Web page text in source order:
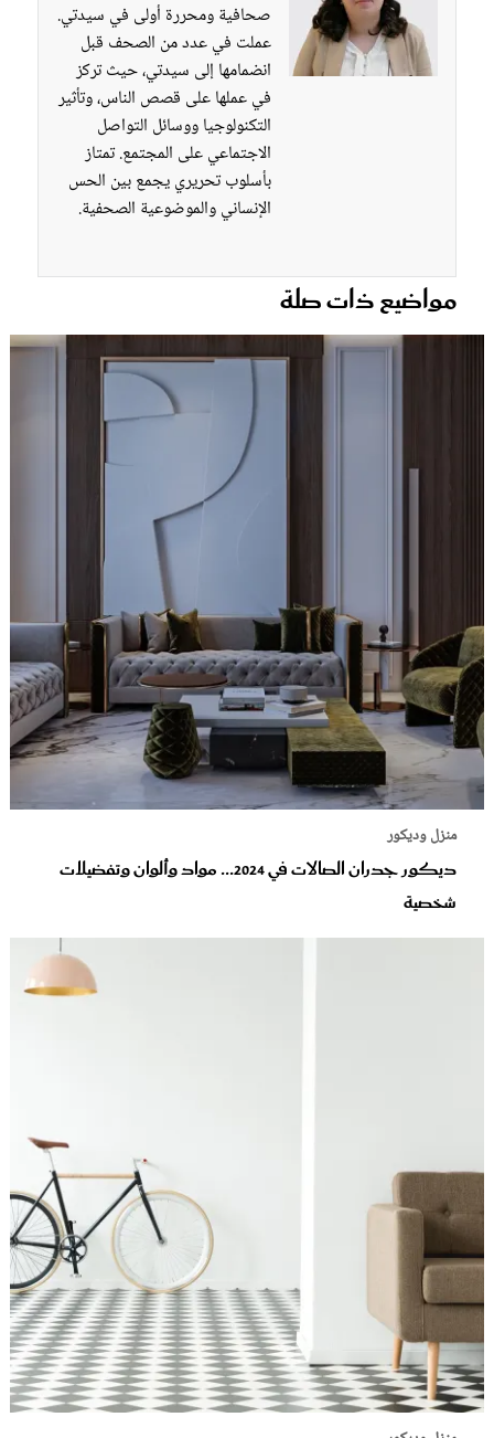
صحافية ومحررة أولى في سيدتي.
عملت في عدد من الصحف قبل
انضمامها إلى سيدتي، حيث تركز
في عملها على قصص الناس، وتأثير
التكنولوجيا ووسائل التواصل
الاجتماعي على المجتمع. تمتاز
بأسلوب تحريري يجمع بين الحس
الإنساني والموضوعية الصحفية.
مواضيع ذات صلة
منزل وديكور
ديكور جدران الصالات في 2024... مواد وألوان وتفضيلات
شخصية